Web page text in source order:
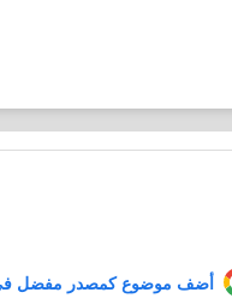
أضف موضوع كمصدر مفضل